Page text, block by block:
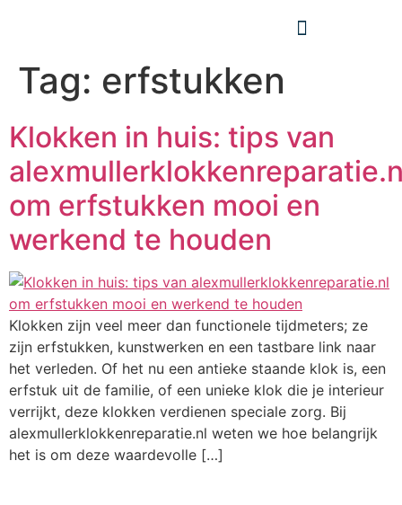
Tag: erfstukken
Klokken in huis: tips van
om erfstukken mooi en
werkend te houden
Klokken zijn veel meer dan functionele tijdmeters; ze
zijn erfstukken, kunstwerken en een tastbare link naar
het verleden. Of het nu een antieke staande klok is, een
erfstuk uit de familie, of een unieke klok die je interieur
verrijkt, deze klokken verdienen speciale zorg. Bij
alexmullerklokkenreparatie.nl weten we hoe belangrijk
het is om deze waardevolle […]